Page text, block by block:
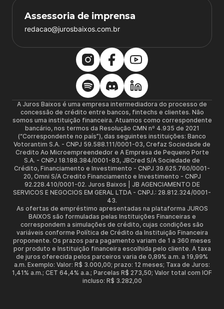
Assessoria de imprensa
redacao@jurosbaixos.com.br
A Juros Baixos é uma empresa intermediadora do processo de
concessão de crédito entre bancos, fintechs e clientes. Não
somos uma instituição financeira. Atuamos como correspondente
bancário, nos termos da Resolução CMN nº 4.935 de 2021
(“Correspondente no país”), das seguintes instituições: Banco
Votorantim S.A. - CNPJ 59.588.111/0001-03, Crefaz Sociedade de
Credito Ao Microempreendedor e A Empresa de Pequeno Porte
S.A. - CNPJ 18.188.384/0001-83, JBCred S/A Sociedade de
Crédito, Financiamento e Investimento - CNPJ 39.625.760/0001-
20, Omni S/A Credito Financiamento e Investimento - CNPJ
92.228.410/0001-02. Juros Baixos | JB AGENCIAMENTO DE
SERVICOS E NEGOCIOS EM GERAL LTDA - CNPJ.: 28.812.324/0001-
43.
As ofertas de empréstimo apresentadas na plataforma JUROS
BAIXOS são formuladas pelas Instituições Financeiras e
correspondem a simulações de crédito, cujas condições são
variáveis conforme Política de Crédito da Instituição Financeira
proponente. Os prazos para pagamento variam de 1 a 360 meses
por produto e Instituição financeira escolhida pelo cliente. A taxa
de juros oferecida pelos parceiros varia de 0,89% a.m. a 19,99%
a.m. Exemplo: Valor: R$ 3.000,00; prazo: 12 meses; Taxa de Juros:
1,41% a.m.; CET 64,4% a.a.; Parcelas R$ 273,50; Valor total com IOF
incluso: R$ 3.282,00